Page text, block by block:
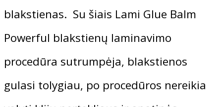
Pedikiūro kursai 30 (ak.val.)
Manikiūro ir pedikiūro kursai (60
Manikiūro kursai 30 (ak.val.)
Trenerio mokymai
175,00 €
ORIGINAL
PRICE
WAS:
175,00 €.
148,75€
CURRENT
PRICE
IS:
148,75 €.
blakstienas. Su šiais Lami Glue Balm
Powerful blakstienų laminavimo
procedūra sutrumpėja, blakstienos
gulasi tolygiau, po procedūros nereikia